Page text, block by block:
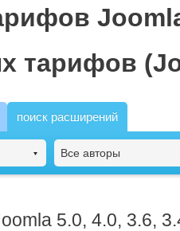
тарифов
поиск расширений
Все авторы
5.0, 4.0, 3.6,